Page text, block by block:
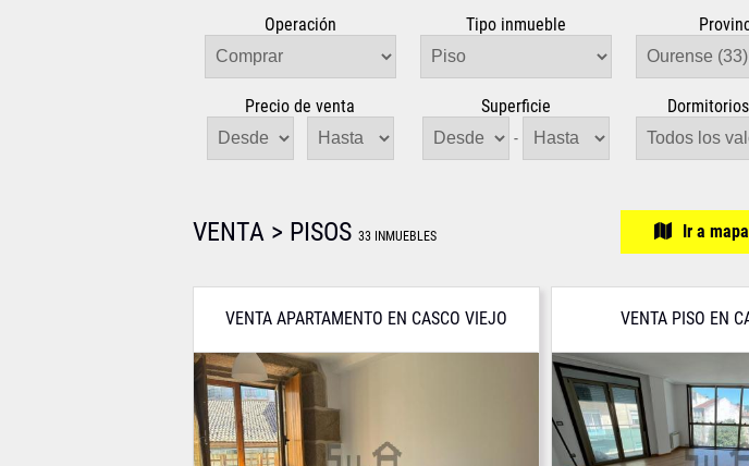
Operación Tipo inmueble
Precio de venta
Superficie
-
VENTA > PISOS 33 INMUEBLES Ir a mapa
VENTA APARTAMENTO EN CASCO VIEJO VENTA PISO EN